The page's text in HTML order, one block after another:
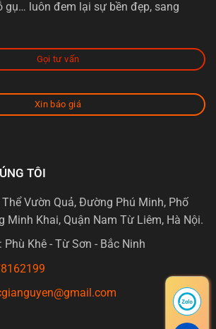
gụ… luôn đem lại sự bền đẹp, sang
Gọi tư vấn
Xin báo giá
TÔI
Vườn Quả, Đường Phú Minh, Phố
Minh Khai, Quận Nam Từ Liêm, Hà Nội.
Phù Khê - Từ Sơn - Bắc Ninh